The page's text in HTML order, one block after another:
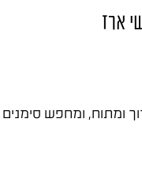
ארז
ומתוח, ומחפש סימנים